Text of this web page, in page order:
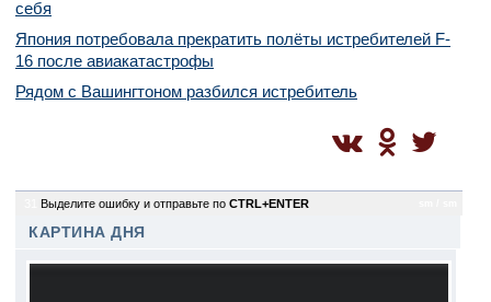
себя
Япония потребовала прекратить полёты истребителей F-
16 после авиакатастрофы
Рядом с Вашингтоном разбился истребитель
Выделите ошибку и отправьте по CTRL+ENTER
КАРТИНА ДНЯ